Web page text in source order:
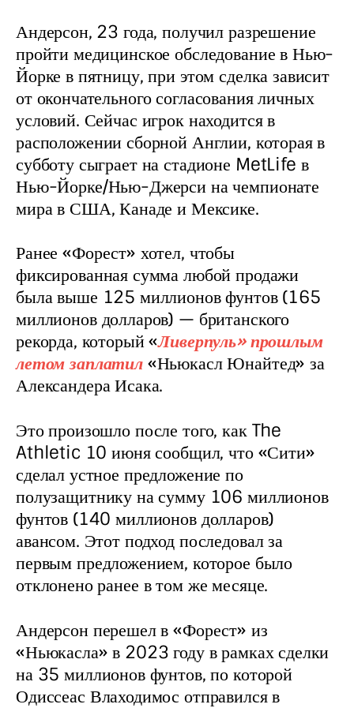
Андерсон, 23 года, получил разрешение
пройти медицинское обследование в Нью-
Йорке в пятницу, при этом сделка зависит
от окончательного согласования личных
условий. Сейчас игрок находится в
расположении сборной Англии, которая в
субботу сыграет на стадионе MetLife в
Нью-Йорке/Нью-Джерси на чемпионате
мира в США, Канаде и Мексике.
Ранее «Форест» хотел, чтобы
фиксированная сумма любой продажи
была выше 125 миллионов фунтов (165
миллионов долларов) — британского
рекорда, который «Ливерпуль» прошлым
летом заплатил «Ньюкасл Юнайтед» за
Александера Исака.
Это произошло после того, как The
Athletic 10 июня сообщил, что «Сити»
сделал устное предложение по
полузащитнику на сумму 106 миллионов
фунтов (140 миллионов долларов)
авансом. Этот подход последовал за
первым предложением, которое было
отклонено ранее в том же месяце.
Андерсон перешел в «Форест» из
«Ньюкасла» в 2023 году в рамках сделки
на 35 миллионов фунтов, по которой
Одиссеас Влаходимос отправился в